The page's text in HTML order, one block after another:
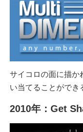
サイコロの面に描か
い当てることができ
2010年：Get